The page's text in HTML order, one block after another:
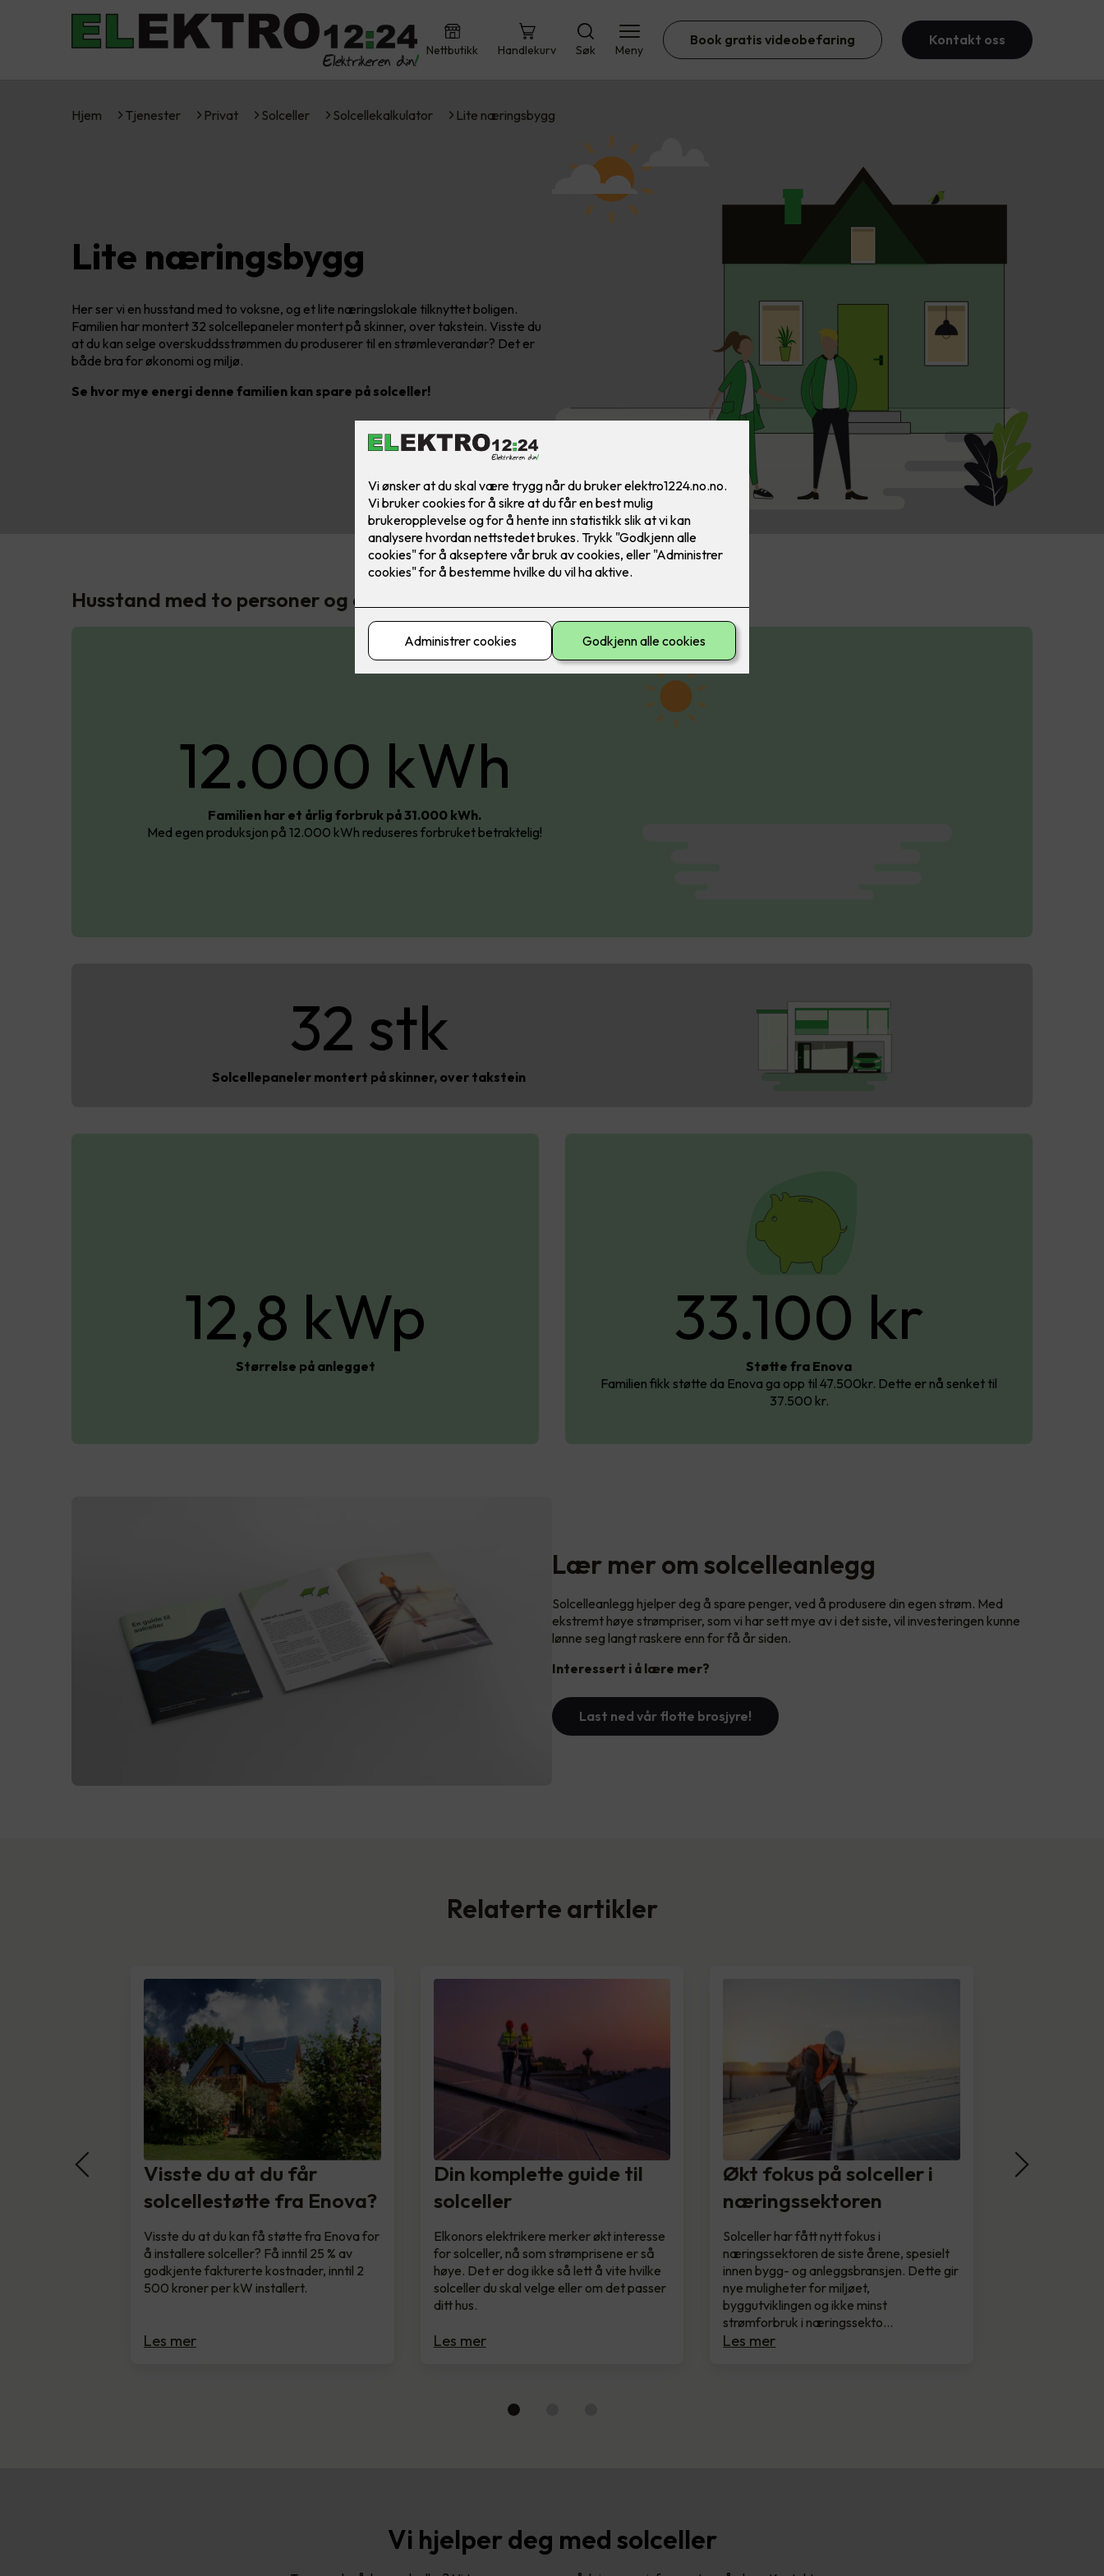
Nettbutikk Handlekurv Søk Meny
Book gratis videobefaring Kontakt oss
Hjem Tjenester Privat Solceller Solcellekalkulator Lite næringsbygg
Lite næringsbygg
Her ser vi en husstand med to voksne, og et lite næringslokale tilknyttet boligen.
Familien har montert 32 solcellepaneler montert på skinner, over takstein. Visste du
at du kan selge overskuddsstrømmen du produserer til en strømleverandør? Det er
både bra for økonomi og miljø.
Se hvor mye energi denne familien kan spare på solceller!
Husstand med to personer og et lite næringslokale
31 000
kWh
12.000 kWh
Familien har et årlig forbruk på 31.000 kWh.
Med egen produksjon på 12.000 kWh reduseres forbruket betraktelig!
32 stk
Solcellepaneler montert på skinner, over takstein
12,8 kWp
Størrelse på anlegget
33.100 kr
Støtte fra Enova
Familien fikk støtte da Enova ga opp til 47.500kr. Dette er nå senket til
37.500 kr.
Lær mer om solcelleanlegg
Solcelleanlegg hjelper deg å spare penger, ved å produsere din egen strøm. Med
ekstremt høye strømpriser, som vi har sett mye av i det siste, vil investeringen kunne
lønne seg langt raskere enn for få år siden.
Interessert i å lære mer?
Last ned vår flotte brosjyre!
Relaterte artikler
Visste du at du får
solcellestøtte fra Enova?
Visste du at du kan få støtte fra Enova for
å installere solceller? Få inntil 25 % av
godkjente fakturerte kostnader, inntil 2
500 kroner per kW installert.
Les mer
Din komplette guide til
solceller
Elkonors elektrikere merker økt interesse
for solceller, nå som strømprisene er så
høye. Det er dog ikke så lett å vite hvilke
solceller du skal velge eller om det passer
ditt hus.
Les mer
Økt fokus på solceller i
næringssektoren
Solceller har fått nytt fokus i
næringssektoren de siste årene, spesielt
innen bygg- og anleggsbransjen. Dette gir
nye muligheter for miljøet,
byggutviklingen og ikke minst
strømforbruk i næringssekto…
Les mer
Vi hjelper deg med solceller